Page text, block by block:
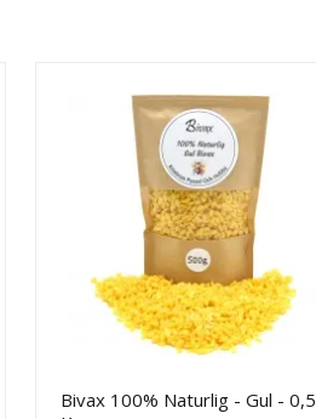
Bivax 100% Naturlig - Gul - 0,5